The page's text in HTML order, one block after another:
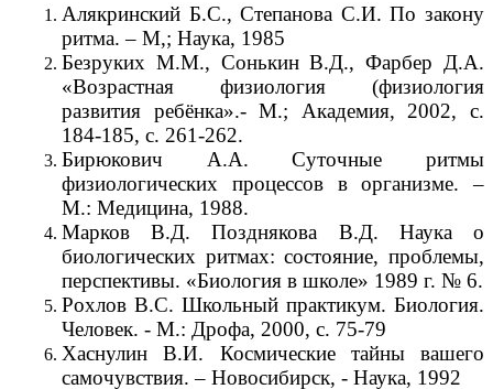
Алякринский Б.С., Степанова С.И. По закону
ритма. – М,; Наука, 1985
Безруких М.М., Сонькин В.Д., Фарбер Д.А.
«Возрастная физиология (физиология
развития ребёнка».- М.; Академия, 2002, с.
184-185, с. 261-262.
Бирюкович А.А. Суточные ритмы
физиологических процессов в организме. –
М.: Медицина, 1988.
Марков В.Д. Позднякова В.Д. Наука о
биологических ритмах: состояние, проблемы,
перспективы. «Биология в школе» 1989 г. № 6.
Рохлов В.С. Школьный практикум. Биология.
Человек. - М.: Дрофа, 2000, с. 75-79
Хаснулин В.И. Космические тайны вашего
самочувствия. – Новосибирск, - Наука, 1992